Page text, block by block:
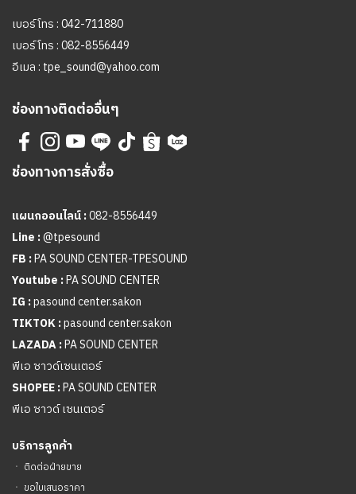
เบอร์โทร :042-711880
เบอร์โทร :082-8556449
อีเมล : tpe_sound@yahoo.com
ช่องทางติดต่ออื่นๆ
ช่องทางการสั่งซื้อ
แผนกออนไลน์ :082-8556449
Line :@tpesound
FB :PA SOUND CENTER-TPESOUND
Youtube :PA SOUND CENTER
IG :pasound center.sakon
TIKTOK :pasound center.sakon
LAZADA :PA SOUND CENTER
พีเอ ซาวด์เซนเตอร์
SHOPEE :PA SOUND CENTER
พีเอ ซาวด์ เซนเตอร์
บริการลูกค้า
ㆍ ติดต่อฝ่ายขาย
ㆍ ขอใบเสนอราคา